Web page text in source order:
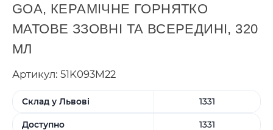
GOA, КЕРАМІЧНЕ ГОРНЯТКО
МАТОВЕ ЗЗОВНІ ТА ВСЕРЕДИНІ, 320
МЛ
Артикул: 51K093M22
Склад у Львові 1331
Доступно 1331